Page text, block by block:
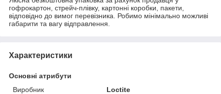
гофрокартон, стрейч-плівку, картонні коробки, пакети,
відповідно до вимог перевізника. Робимо мінімально можливі
габарити та вагу відправлення.
Характеристики
Основні атрибути
Виробник
Loctite